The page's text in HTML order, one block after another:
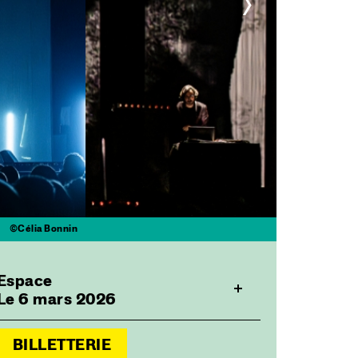
©Célia Bonnin
6 mars 2026
BILLETTERIE